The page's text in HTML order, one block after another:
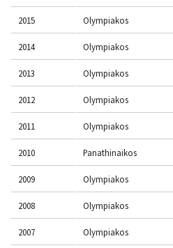
2015 Olympiakos
2014 Olympiakos
2013 Olympiakos
2012 Olympiakos
2011 Olympiakos
2010 Panathinaikos
2009 Olympiakos
2008 Olympiakos
2007 Olympiakos